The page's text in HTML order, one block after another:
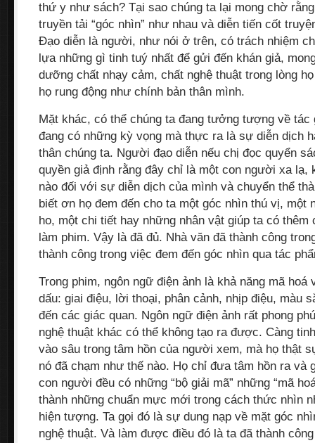
thứ y như sách? Tại sao chúng ta lại mong chờ
truyền tải “góc nhìn” như nhau và diễn tiến cốt
Đạo diễn là người, như nói ở trên, có trách nhiệm
lựa những gì tinh tuý nhất để gửi đến khán giả,
dưỡng chất nhạy cảm, chất nghệ thuật trong lòng
họ rung động như chính bản thân mình.
Mặt khác, có thể chúng ta đang tưởng tượng về tác
đang có những kỳ vọng mà thực ra là sự diễn dịch
thân chúng ta. Người đạo diễn nếu chị đọc quyển
quyền giả định rằng đây chỉ là một con người xa lạ,
nào đối với sự diễn dịch của mình và chuyển thể
biết ơn họ đem đến cho ta một góc nhìn thú vị, một
ho, một chi tiết hay những nhân vật giúp ta có thêm
làm phim. Vậy là đã đủ. Nhà văn đã thành công
thành công trong việc đem đến góc nhìn qua tác
Trong phim, ngôn ngữ điện ảnh là khả năng mã hoá
dấu: giai điệu, lời thoại, phân cảnh, nhịp điệu, màu
đến các giác quan. Ngôn ngữ điện ảnh rất phong
nghệ thuật khác có thể không tạo ra được. Càng
vào sâu trong tâm hồn của người xem, mà họ thật
nó đã chạm như thế nào. Họ chỉ đưa tâm hồn ra và
con người đều có những “bộ giải mã” những “mã
thành những chuẩn mực mới trong cách thức nhìn
hiện tượng. Ta gọi đó là sự dung nạp về mặt góc
nghệ thuật. Và làm được điều đó là ta đã thành